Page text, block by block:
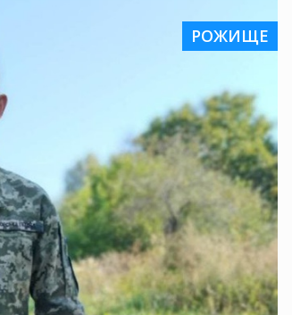
РОЖИЩЕ